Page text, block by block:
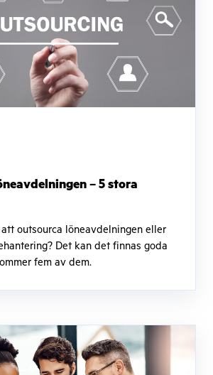
– 5 stora
outsourca löneavdelningen eller
Det kan det finnas goda
fem av dem.